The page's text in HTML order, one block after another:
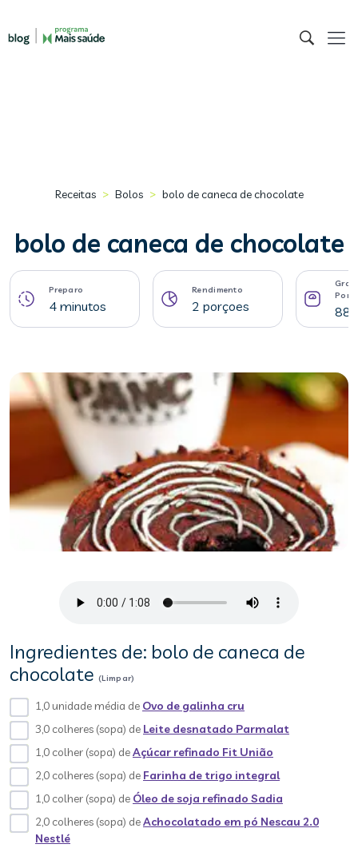
Receitas > Bolos > bolo de caneca de chocolate
bolo de caneca de chocolate
Preparo
4 minutos
Rendimento
2 porçoes 88
Ingredientes de: bolo de caneca de
chocolate (Limpar)
1,0 unidade média de Ovo de galinha cru
3,0 colheres (sopa) de Leite desnatado Parmalat
1,0 colher (sopa) deAçúcar refinado Fit União
2,0 colheres (sopa) de Farinha de trigo integral
1,0 colher (sopa) de Óleo de soja refinado Sadia
2,0 colheres (sopa) deAchocolatado em pó Nescau 2.0
Nestlé